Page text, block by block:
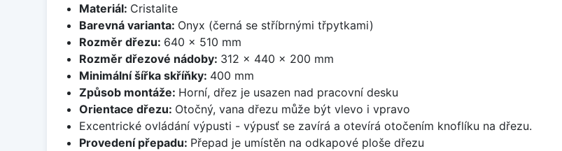
Materiál: Cristalite
Barevná varianta: Onyx (černá se stříbrnými třpytkami)
Rozměr dřezu: 640 x 510 mm
Rozměr dřezové nádoby: 312 x 440 x 200 mm
Minimální šířka skříňky: 400 mm
Způsob montáže: Horní, dřez je usazen nad pracovní desku
Orientace dřezu: Otočný, vana dřezu může být vlevo i vpravo
Excentrické ovládání výpusti - výpusť se zavírá a otevírá otočením knoflíku na dřezu.
Provedení přepadu: Přepad je umístěn na odkapové ploše dřezu